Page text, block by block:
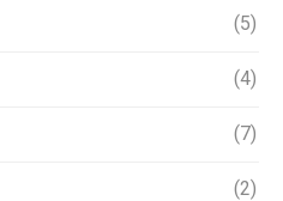
(5)
(4)
(7)
(2)